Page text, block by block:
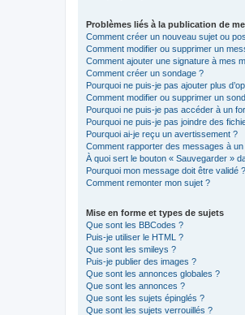
Problèmes liés à la publication de
Comment créer un nouveau sujet ou
Comment modifier ou supprimer un
Comment ajouter une signature à mes
Comment créer un sondage ?
Pourquoi ne puis-je pas ajouter plus
Comment modifier ou supprimer un
Pourquoi ne puis-je pas accéder à un
Pourquoi ne puis-je pas joindre des
Pourquoi ai-je reçu un avertissement ?
Comment rapporter des messages à
À quoi sert le bouton « Sauvegarder »
Pourquoi mon message doit être validé ?
Comment remonter mon sujet ?
Mise en forme et types de sujets
Que sont les BBCodes ?
Puis-je utiliser le HTML ?
Que sont les smileys ?
Puis-je publier des images ?
Que sont les annonces globales ?
Que sont les annonces ?
Que sont les sujets épinglés ?
Que sont les sujets verrouillés ?